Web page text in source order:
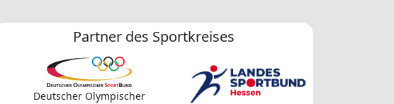
Partner des Sportkreises
Deutscher Olympischer